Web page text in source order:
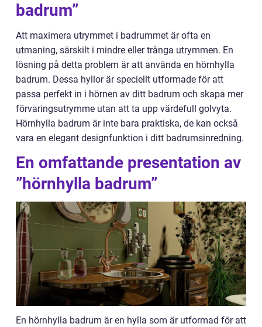
badrum”
Att maximera utrymmet i badrummet är ofta en
utmaning, särskilt i mindre eller trånga utrymmen. En
lösning på detta problem är att använda en hörnhylla
badrum. Dessa hyllor är speciellt utformade för att
passa perfekt in i hörnen av ditt badrum och skapa mer
förvaringsutrymme utan att ta upp värdefull golvyta.
Hörnhylla badrum är inte bara praktiska, de kan också
vara en elegant designfunktion i ditt badrumsinredning.
En omfattande presentation av
”hörnhylla badrum”
En hörnhylla badrum är en hylla som är utformad för att